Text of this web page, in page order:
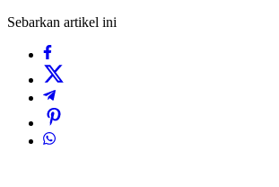
Sebarkan artikel ini